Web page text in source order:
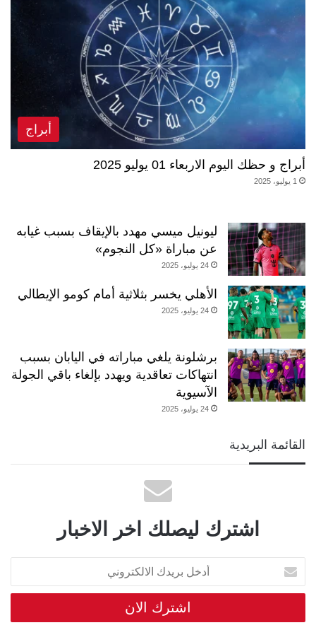
أبراج
أبراج و حظك اليوم الاربعاء 01 يوليو 2025
1 يوليو، 2025
ليونيل ميسي مهدد بالإيقاف بسبب غيابه
عن مباراة «كل النجوم»
24 يوليو، 2025
الأهلي يخسر بثلاثية أمام كومو الإيطالي
24 يوليو، 2025
برشلونة يلغي مباراته في اليابان بسبب
انتهاكات تعاقدية ويهدد بإلغاء باقي الجولة
الآسيوية
24 يوليو، 2025
القائمة البريدية
اشترك ليصلك اخر الاخبار
أدخل
بريدك
الالكتروني